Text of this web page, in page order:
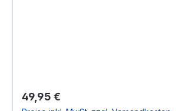
Regulärer Preis:
49,95 €